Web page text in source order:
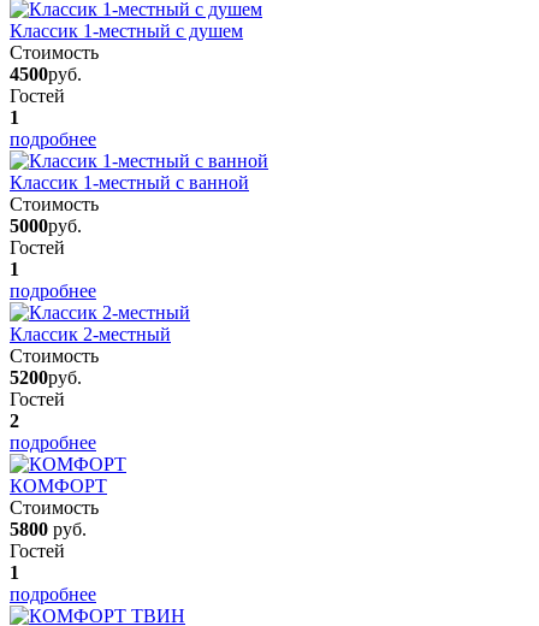
Классик 1-местный с душем
Стоимость
4500руб.
Гостей
1
подробнее
Классик 1-местный с ванной
Стоимость
5000руб.
Гостей
1
подробнее
Классик 2-местный
Стоимость
5200руб.
Гостей
2
подробнее
КОМФОРТ
Стоимость
5800 руб.
Гостей
1
подробнее